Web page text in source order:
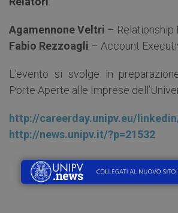
Agamennone Veltri – Relationship
Fabio Rezzoagli – Account
L’evento si svolge in
Porte Aperte alle Imprese
http://careerday.unipv.eu/
http://news.unipv.it/?p=21532